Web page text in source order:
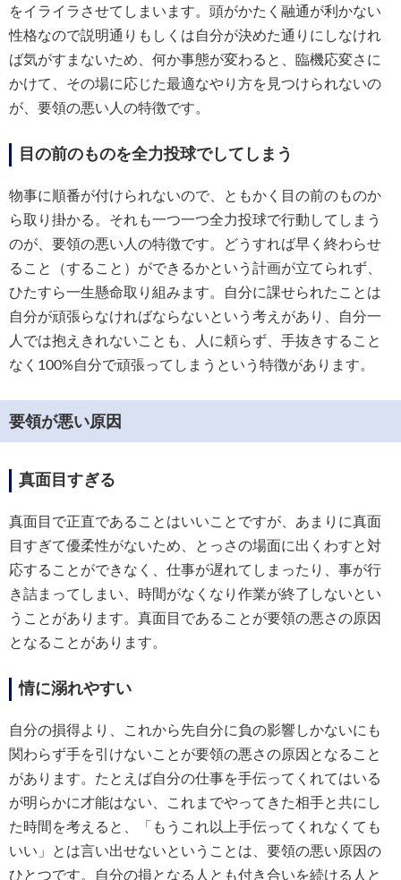
をイライラさせてしまいます。頭がかたく融通が利かない
性格なので説明通りもしくは自分が決めた通りにしなけれ
ば気がすまないため、何か事態が変わると、臨機応変さに
かけて、その場に応じた最適なやり方を見つけられないの
が、要領の悪い人の特徴です。
目の前のものを全力投球でしてしまう
物事に順番が付けられないので、ともかく目の前のものか
ら取り掛かる。それも一つ一つ全力投球で行動してしまう
のが、要領の悪い人の特徴です。どうすれば早く終わらせ
ること（すること）ができるかという計画が立てられず、
ひたすら一生懸命取り組みます。自分に課せられたことは
自分が頑張らなければならないという考えがあり、自分一
人では抱えきれないことも、人に頼らず、手抜きすること
なく100%自分で頑張ってしまうという特徴があります。
要領が悪い原因
真面目すぎる
真面目で正直であることはいいことですが、あまりに真面
目すぎて優柔性がないため、とっさの場面に出くわすと対
応することができなく、仕事が遅れてしまったり、事が行
き詰まってしまい、時間がなくなり作業が終了しないとい
うことがあります。真面目であることが要領の悪さの原因
となることがあります。
情に溺れやすい
自分の損得より、これから先自分に負の影響しかないにも
関わらず手を引けないことが要領の悪さの原因となること
があります。たとえば自分の仕事を手伝ってくれてはいる
が明らかに才能はない、これまでやってきた相手と共にし
た時間を考えると、「もうこれ以上手伝ってくれなくても
いい」とは言い出せないということは、要領の悪い原因の
ひとつです。自分の損となる人とも付き合いを続ける人と